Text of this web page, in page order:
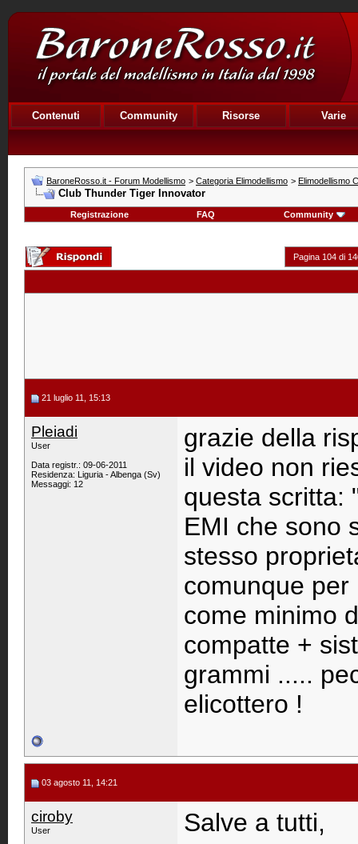
Contenuti Community Risorse Varie
BaroneRosso.it - Forum Modellismo > Categoria Elimodellismo > Elimodellismo
Club Thunder Tiger Innovator
Registrazione FAQ Community
Pagina 104 di
21 luglio 11, 15:13
Pleiadi
User
Data registr.: 09-06-2011
Residenza: Liguria - Albenga (Sv)
Messaggi: 12
grazie della
il video non
questa scritta:
EMI che sono
stesso
comunque
come minimo
compatte +
grammi .....
elicottero !
03 agosto 11, 14:21
ciroby
User
Salve a tutti,